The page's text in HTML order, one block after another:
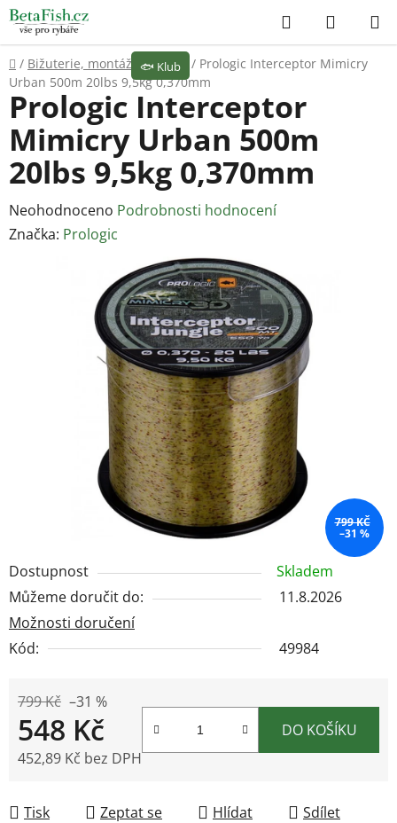
Přejít
na
obsah
Hledat
KOŠÍK
Domů
/ Bižuterie, montáže / Vlasce / Prologic Interceptor Mimicry
Urban 500m 20lbs 9,5kg 0,370mm
Dostupnost
Skladem
Můžeme doručit do:
11.8.2026
Možnosti doručení
Kód:
49984
799 Kč –31 %
548 Kč
452,89 Kč bez DPH
DO KOŠÍKU
Tisk Zeptat se Hlídat Sdílet
Prologic Interceptor
Mimicry Urban 500m
20lbs 9,5kg 0,370mm
Průměrné
hodnocení
Neohodnoceno Podrobnosti hodnocení
Značka: Prologic
799 KČ
–31 %
🐟 Klub